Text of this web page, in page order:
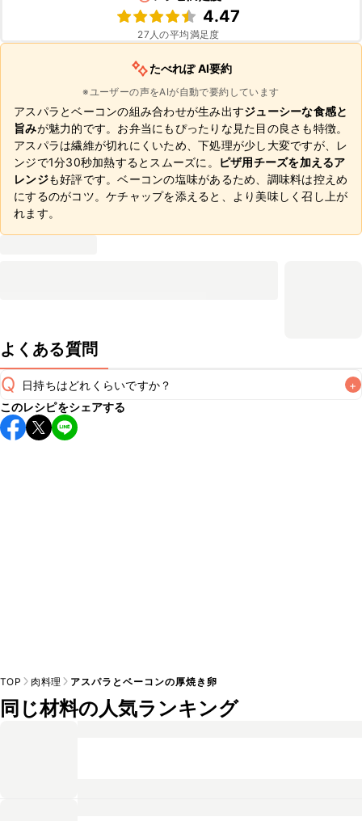
4.47
27 人の平均満足度
たべれぽ AI要約
※ユーザーの声をAIが自動で要約しています
アスパラとベーコンの組み合わせが生み出すジューシーな食感と
旨みが魅力的です。お弁当にもぴったりな見た目の良さも特徴。
アスパラは繊維が切れにくいため、下処理が少し大変ですが、レ
ンジで1分30秒加熱するとスムーズに。
ピザ用チーズを加えるア
レンジも好評です。ベーコンの塩味があるため、調味料は控えめ
にするのがコツ。ケチャップを添えると、より美味しく召し上が
れます。
よくある質問
Q 日持ちはどれくらいですか？ +
保存期間は冷蔵で翌日中が目安です。なるべくお早めにお召
し上がりください。
このレシピをシェアする
TOP 肉料理 アスパラとベーコンの厚焼き卵
同じ材料の人気ランキング